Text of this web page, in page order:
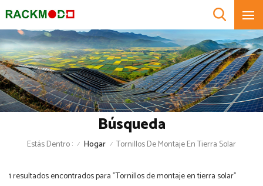
Búsqueda
Estás Dentro : / Hogar / Tornillos De Montaje En Tierra Solar
1 resultados encontrados para "Tornillos de montaje en tierra solar"